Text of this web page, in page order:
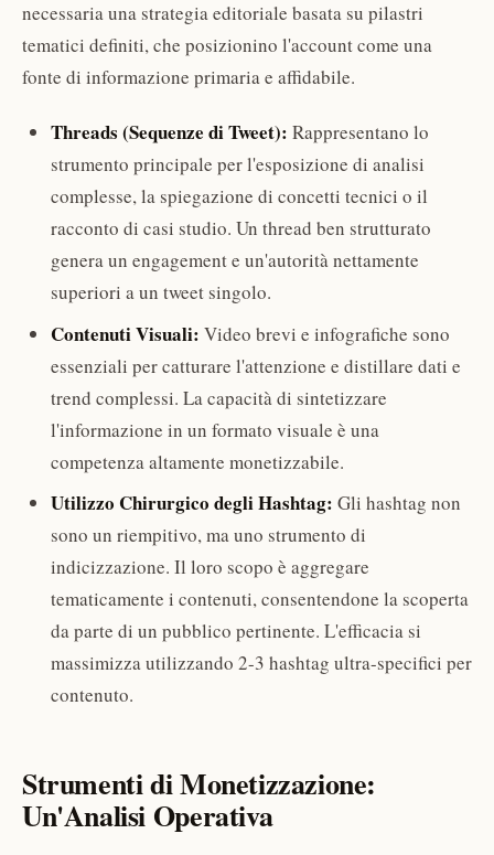
necessaria una strategia editoriale basata su pilastri
tematici definiti, che posizionino l'account come una
fonte di informazione primaria e affidabile.
Threads (Sequenze di Tweet): Rappresentano lo
strumento principale per l'esposizione di analisi
complesse, la spiegazione di concetti tecnici o il
racconto di casi studio. Un thread ben strutturato
genera un engagement e un'autorità nettamente
superiori a un tweet singolo.
Contenuti Visuali: Video brevi e infografiche sono
essenziali per catturare l'attenzione e distillare dati e
trend complessi. La capacità di sintetizzare
l'informazione in un formato visuale è una
competenza altamente monetizzabile.
Utilizzo Chirurgico degli Hashtag: Gli hashtag non
sono un riempitivo, ma uno strumento di
indicizzazione. Il loro scopo è aggregare
tematicamente i contenuti, consentendone la scoperta
da parte di un pubblico pertinente. L'efficacia si
massimizza utilizzando 2-3 hashtag ultra-specifici per
contenuto.
Strumenti di Monetizzazione:
Un'Analisi Operativa